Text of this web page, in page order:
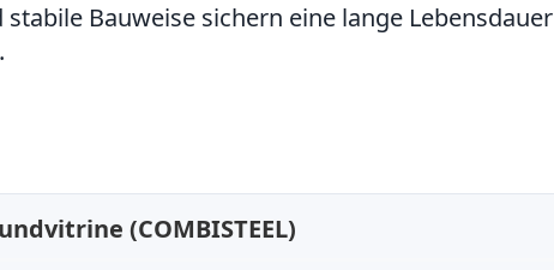
Bauweise sichern eine lange Lebensdauer
(COMBISTEEL)